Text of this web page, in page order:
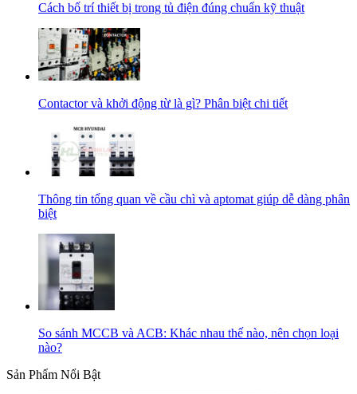
Cách bố trí thiết bị trong tủ điện đúng chuẩn kỹ thuật
Contactor và khởi động từ là gì? Phân biệt chi tiết
Thông tin tổng quan về cầu chì và aptomat giúp dễ dàng phân
biệt
So sánh MCCB và ACB: Khác nhau thế nào, nên chọn loại
nào?
Sản Phẩm Nổi Bật